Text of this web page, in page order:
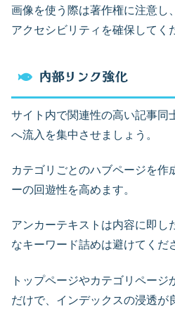
画像を使う際は著作権に注意し
アクセシビリティを確保してく
内部リンク強化
サイト内で関連性の高い記事同
へ流入を集中させましょう。
カテゴリごとのハブページを作
ーの回遊性を高めます。
アンカーテキストは内容に即し
なキーワード詰めは避けてくだ
トップページやカテゴリペー
だけで、インデックスの浸透が